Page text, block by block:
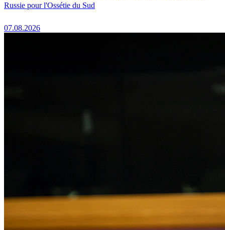
Russie pour l'Ossétie du Sud
07.08.2026